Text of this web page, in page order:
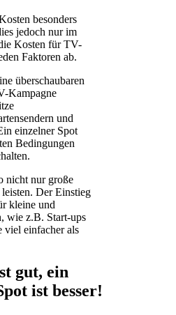
besonders
jedoch nur im
Kosten für TV-
Faktoren ab.
überschaubaren
Kampagne
und
einzelner Spot
Bedingungen
nicht nur große
Der Einstieg
kleine und
wie z.B. Start-ups
viel einfacher als
gut, ein
ist besser!